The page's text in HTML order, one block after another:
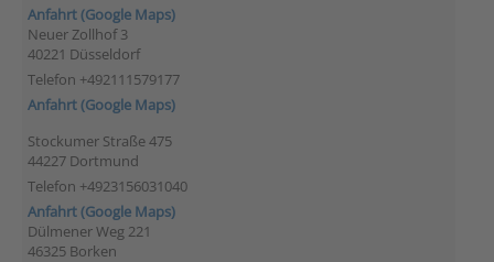
Anfahrt (Google Maps)
Neuer Zollhof 3
40221 Düsseldorf
Telefon +492111579177
Anfahrt (Google Maps)
Stockumer Straße 475
44227 Dortmund
Telefon +4923156031040
Anfahrt (Google Maps)
Dülmener Weg 221
46325 Borken